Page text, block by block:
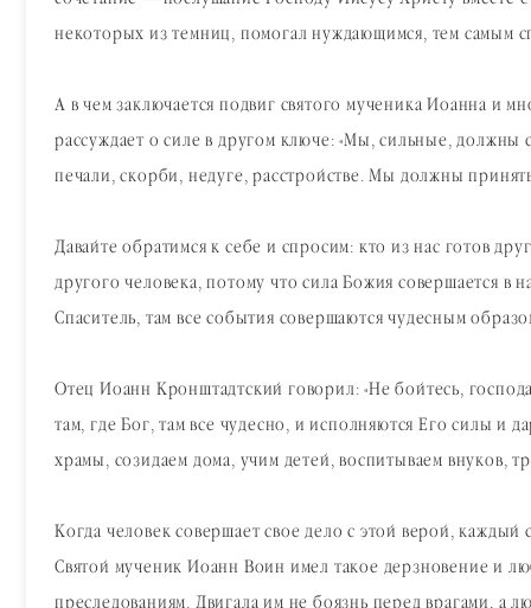
некоторых из темниц, помогал нуждающимся, тем самым
А в чем заключается подвиг святого мученика Иоанна и
рассуждает о силе в другом ключе: «Мы, сильные, должны
печали, скорби, недуге, расстройстве. Мы должны
Давайте обратимся к себе и спросим: кто из нас готов
другого человека, потому что сила Божия совершается в
Спаситель, там все события совершаются чудесным
Отец Иоанн Кронштадтский говорил: «Не бойтесь,
там, где Бог, там все чудесно, и исполняются Его силы и
храмы, созидаем дома, учим детей, воспитываем внуков,
Когда человек совершает свое дело с этой верой,
Святой мученик Иоанн Воин имел такое дерзновение и